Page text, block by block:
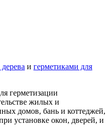
и герметиками для
герметизации
жилых и
домов, бань и коттеджей,
установке окон, дверей, и